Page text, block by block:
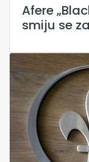
Afere
smiju se